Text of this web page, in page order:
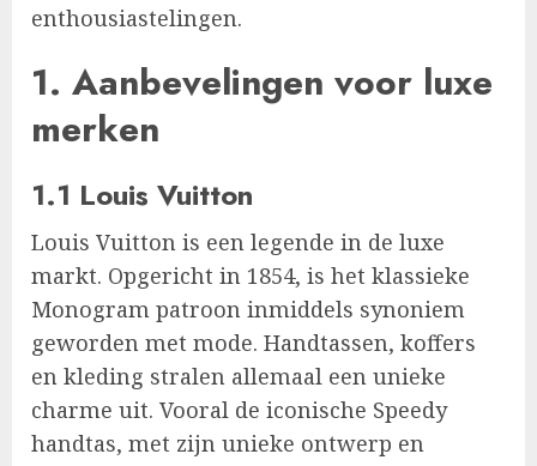
enthousiastelingen.
1. Aanbevelingen voor luxe
merken
1.1 Louis Vuitton
Louis Vuitton is een legende in de luxe
markt. Opgericht in 1854, is het klassieke
Monogram patroon inmiddels synoniem
geworden met mode. Handtassen, koffers
en kleding stralen allemaal een unieke
charme uit. Vooral de iconische Speedy
handtas, met zijn unieke ontwerp en